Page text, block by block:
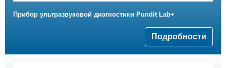
Прибор ультразвуковой диагностики Pundit Lab+
Подробности